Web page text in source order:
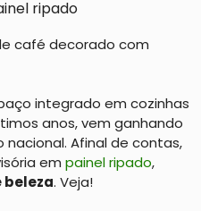
ripado
integrado em cozinhas
anos, vem ganhando
Afinal de contas,
em painel ripado,
beleza. Veja!